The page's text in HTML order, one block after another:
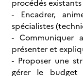
procédés existants
- Encadrer,
spécialistes
- Communiquer
présenter et
- Proposer une
gérer le